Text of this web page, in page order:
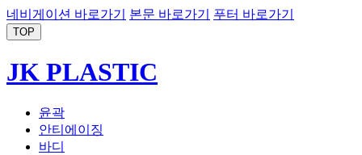
네비게이션 바로가기 본문 바로가기 푸터 바로가기
TOP
JK PLASTIC
윤곽
안티에이징
바디